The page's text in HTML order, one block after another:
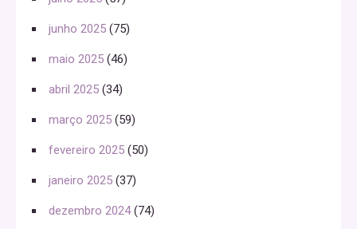
junho 2025 (75)
maio 2025 (46)
abril 2025 (34)
março 2025 (59)
fevereiro 2025 (50)
janeiro 2025 (37)
dezembro 2024(74)